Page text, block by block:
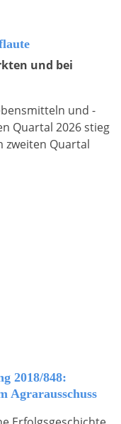
und bei
und -
Quartal 2026 stieg
zweiten Quartal
2018/848:
Agrarausschuss